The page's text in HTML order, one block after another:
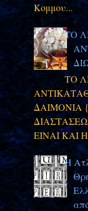
Κομμου...
ΤΟ
ΤΟ
ΔΑΙΜΟΝΙΑ
ΕΙΝΑΙ ΚΑΙ
Η